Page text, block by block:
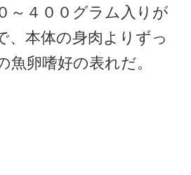
～４００グラム入りが
、本体の身肉よりずっ
魚卵嗜好の表れだ。